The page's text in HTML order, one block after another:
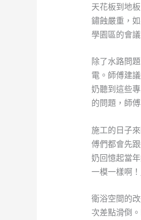
天花板到地
鏽蝕嚴重，
學園區的會
除了水路問
電。師傅建
奶聽到這些
的問題，師
施工的日子
傅們都會先
奶回憶起當
一模一樣啊
衛浴空間的
次差點滑倒